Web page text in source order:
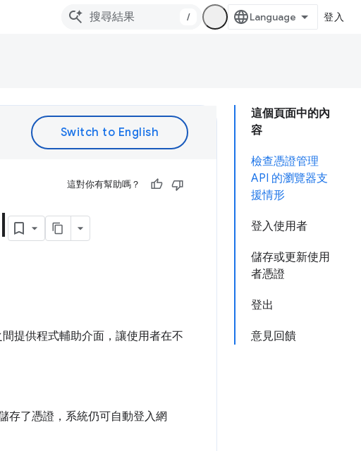
/ 登入
這個頁面中的內
容
檢查憑證管理
API 的瀏覽器支
援情形
登入使用者
儲存或更新使用
者憑證
登出
意見回饋
這對你有幫助嗎？
提供程式輔助介面，讓使用者在不
存了憑證，系統仍可自動登入網